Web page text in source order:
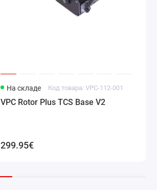
На складе Код товара: VPC-112-001
VPC Rotor Plus TCS Base V2
299.95€